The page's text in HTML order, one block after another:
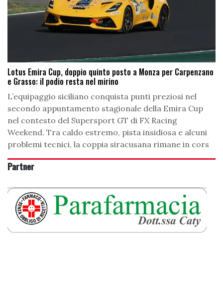
Lotus Emira Cup, doppio quinto posto a Monza per Carpenzano
e Grasso: il podio resta nel mirino
L’equipaggio siciliano conquista punti preziosi nel
secondo appuntamento stagionale della Emira Cup
nel contesto del Supersport GT di FX Racing
Weekend. Tra caldo estremo, pista insidiosa e alcuni
problemi tecnici, la coppia siracusana rimane in cors
Partner